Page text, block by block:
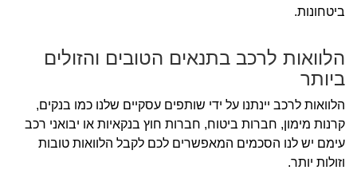
ביטחונות.
הלוואות לרכב בתנאים הטובים והזולים
ביותר
הלוואות לרכב יינתנו על ידי שותפים עסקיים שלנו כמו בנקים,
קרנות מימון, חברות ביטוח, חברות חוץ בנקאיות או יבואני רכב
עימם יש לנו הסכמים המאפשרים לכם לקבל הלוואות טובות
וזולות יותר.